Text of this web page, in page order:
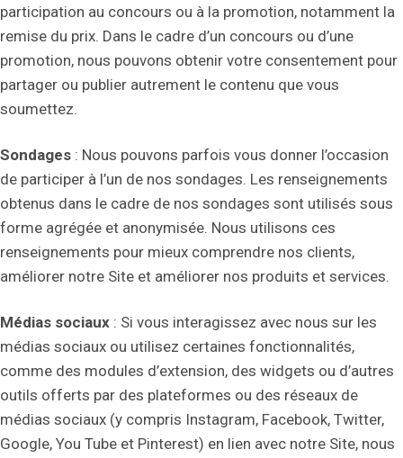
participation au concours ou à la promotion, notamment la
remise du prix. Dans le cadre d’un concours ou d’une
promotion, nous pouvons obtenir votre consentement pour
partager ou publier autrement le contenu que vous
soumettez.
Sondages : Nous pouvons parfois vous donner l’occasion
de participer à l’un de nos sondages. Les renseignements
obtenus dans le cadre de nos sondages sont utilisés sous
forme agrégée et anonymisée. Nous utilisons ces
renseignements pour mieux comprendre nos clients,
améliorer notre Site et améliorer nos produits et services.
Médias sociaux : Si vous interagissez avec nous sur les
médias sociaux ou utilisez certaines fonctionnalités,
comme des modules d’extension, des widgets ou d’autres
outils offerts par des plateformes ou des réseaux de
médias sociaux (y compris Instagram, Facebook, Twitter,
Google, You Tube et Pinterest) en lien avec notre Site, nous